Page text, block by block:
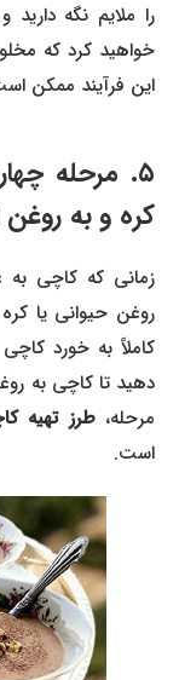
را ملایم نگه دارید
خواهید کرد که
این فرآیند ممکن است حدود ۱۰ تا ۱۵
۵. مرحله
کره و به روغن
زمانی که کاچی به
روغن حیوانی یا کره
کاملاً به خورد کاچی
دهید تا کاچی به روغن
مرحله،طرز تهیه
است.